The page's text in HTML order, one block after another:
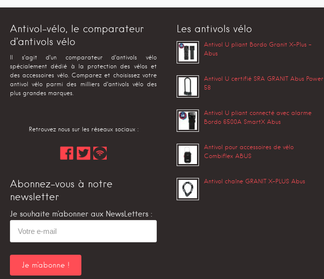
Antivol-vélo, le comparateur
d’antivols vélo
Il s’agit d’un comparateur d’antivols vélo
spécialement dédié à la protection des vélos et
des accessoires vélo. Comparez et choisissez votre
antivol vélo parmi des milliers d’antivols vélo des
plus grandes marques.
Retrouvez nous sur les réseaux sociaux :
Abonnez-vous à notre
newsletter
Je souhaite m'abonner aux NewsLetters :
Les antivols vélo
Antivol U pliant Bordo Granit X-Plus –
Abus
Antivol U certifié SRA GRANIT Abus Power
58
Antivol U pliant connecté avec alarme
Bordo 6500A SmartX Abus
Antivol pour accessoires de vélo
Combiflex ABUS
Antivol chaîne GRANIT X-PLUS Abus